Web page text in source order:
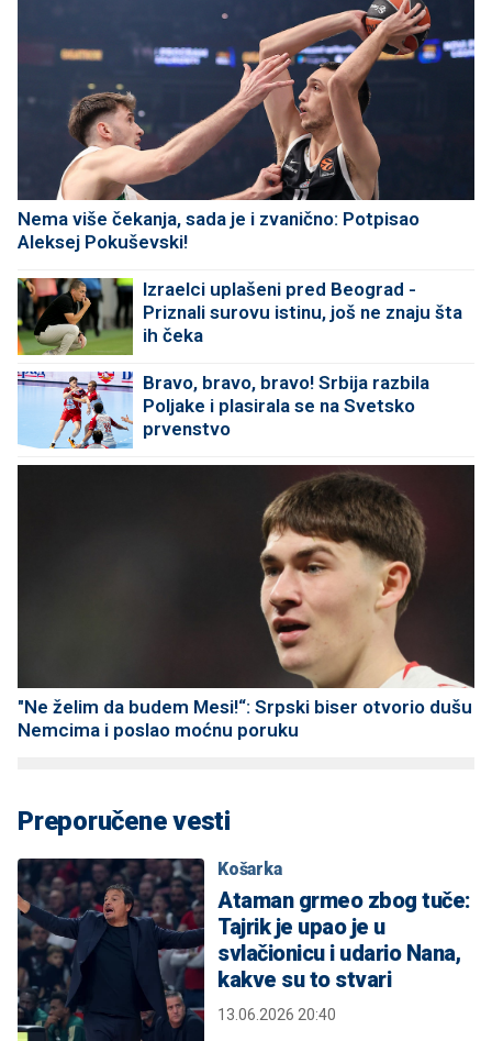
Nema više čekanja, sada je i zvanično: Potpisao
Aleksej Pokuševski!
Izraelci uplašeni pred Beograd -
Priznali surovu istinu, još ne znaju šta
ih čeka
Bravo, bravo, bravo! Srbija razbila
Poljake i plasirala se na Svetsko
prvenstvo
"Ne želim da budem Mesi!“: Srpski biser otvorio dušu
Nemcima i poslao moćnu poruku
Preporučene vesti
Košarka
Ataman grmeo zbog tuče:
Tajrik je upao je u
svlačionicu i udario Nana,
kakve su to stvari
13.06.2026 20:40